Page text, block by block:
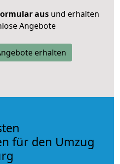
ausund erhalten
Angebote
erhalten
für den Umzug